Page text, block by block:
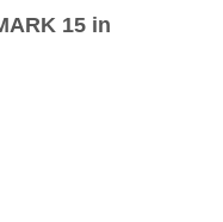
15 in